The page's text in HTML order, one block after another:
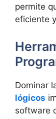
permite
eficiente
Dominar
lógicos
software